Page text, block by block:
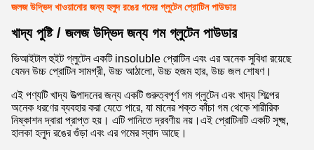
জলজ উদ্ভিদ খাওয়ানোর জন্য হলুদ রঙের গমের গ্লুটেন প্রোটিন পাউডার
খাদ্য পুষ্টি / জলজ উদ্ভিদ জন্য গম গ্লুটেন পাউডার
ভিআইটাল হুইট গ্লুটেন একটি insoluble প্রোটিন এবং এর অনেক সুবিধা রয়েছে
যেমন উচ্চ প্রোটিন সামগ্রী, উচ্চ আঠালো, উচ্চ হজম হার, উচ্চ জল শোষণ।
এই পণ্যটি খাদ্য উত্পাদনের জন্য একটি গুরুত্বপূর্ণ গম গ্লুটেন এবং খাদ্য শিল্পের
অনেক ধরণের ব্যবহার করা যেতে পারে, যা মানের শক্ত কাঁচা গম থেকে শারীরিক
নিষ্কাশন দ্বারা প্রাপ্ত হয়। এটি পানিতে দ্রবণীয় নয়।এই প্রোটিনটি একটি সূক্ষ্ম,
হালকা হলুদ রঙের গুঁড়া এবং এর গমের স্বাদ আছে।